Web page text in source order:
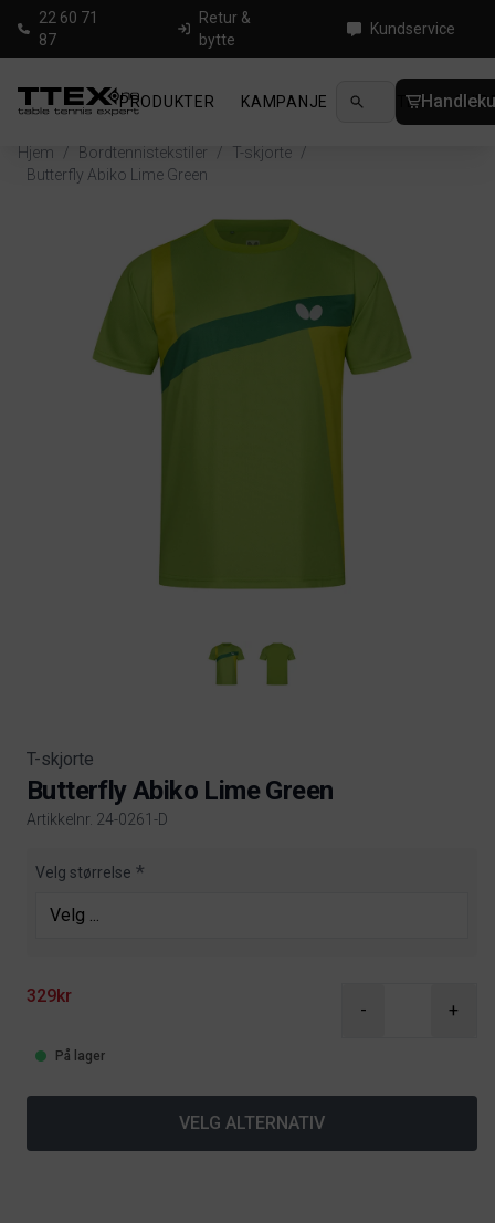
22 60 71
87
Retur &
bytte
Kundservice
PRODUKTER KAMPANJE NYHETER
Hjem / Bordtennistekstiler / T-skjorte /
Butterfly Abiko Lime Green
T-skjorte
Butterfly Abiko Lime Green
Artikkelnr. 24-0261-D
Product information
Velg størrelse
329kr
- +
På lager
VELG ALTERNATIV